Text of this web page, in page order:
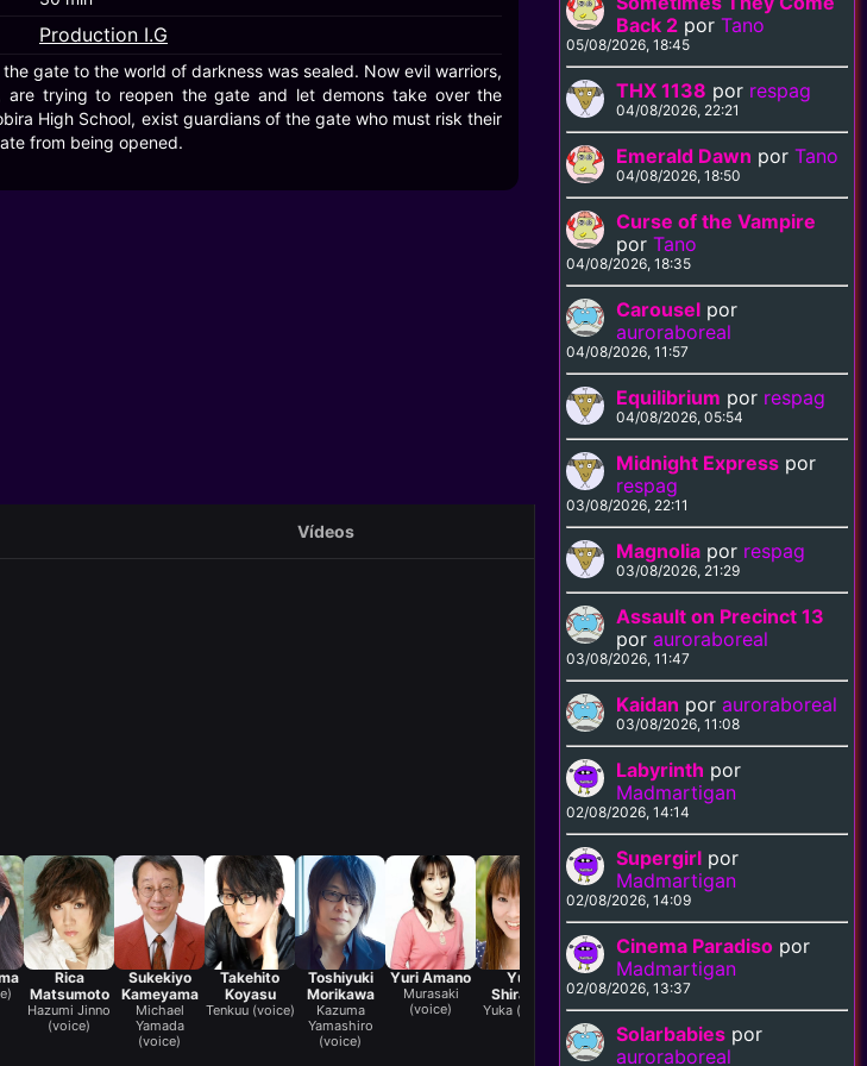
Production I.G
gate to the world of darkness was sealed. Now evil warriors,
are trying to reopen the gate and let demons take over the
High School, exist guardians of the gate who must risk their
from being opened.
Vídeos
Rica
Matsumoto
Hazumi Jinno
(voice)
Sukekiyo
Kameyama
Michael
Yamada
(voice)
Takehito
Koyasu
Tenkuu (voice)
Toshiyuki
Morikawa
Kazuma
Yamashiro
(voice)
Yuri Amano
Murasaki
(voice)
Yuri
Shiratori
Yuka (voice)
Back 2 porTano
05/08/2026, 18:45
THX 1138 por respag
04/08/2026, 22:21
Emerald Dawn porTano
04/08/2026, 18:50
Curse of the Vampire
porTano
04/08/2026, 18:35
Carousel por
auroraboreal
04/08/2026, 11:57
Equilibrium por respag
04/08/2026, 05:54
Midnight Express por
respag
03/08/2026, 22:11
Magnolia por respag
03/08/2026, 21:29
Assault on Precinct 13
porauroraboreal
03/08/2026, 11:47
Kaidan porauroraboreal
03/08/2026, 11:08
Labyrinth por
Madmartigan
02/08/2026, 14:14
Supergirl por
Madmartigan
02/08/2026, 14:09
Cinema Paradiso por
Madmartigan
02/08/2026, 13:37
Solarbabies por
auroraboreal